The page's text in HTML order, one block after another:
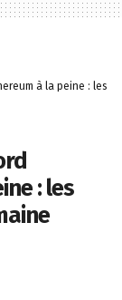
à la peine : les
: les